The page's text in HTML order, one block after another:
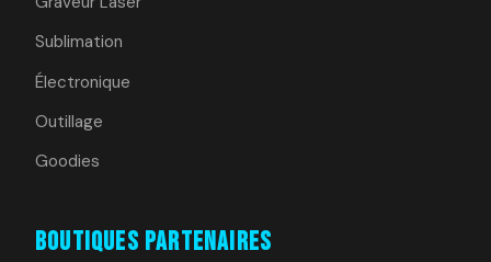
Sublimation
Électronique
Outillage
Goodies
Boutiques Partenaires